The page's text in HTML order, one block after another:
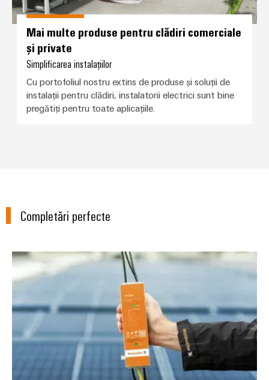
Mai multe produse pentru clădiri comerciale
și private
Simplificarea instalațiilor
Cu portofoliul nostru extins de produse și soluții de
instalații pentru clădiri, instalatorii electrici sunt bine
pregătiți pentru toate aplicațiile.
Completări perfecte
PV Inline